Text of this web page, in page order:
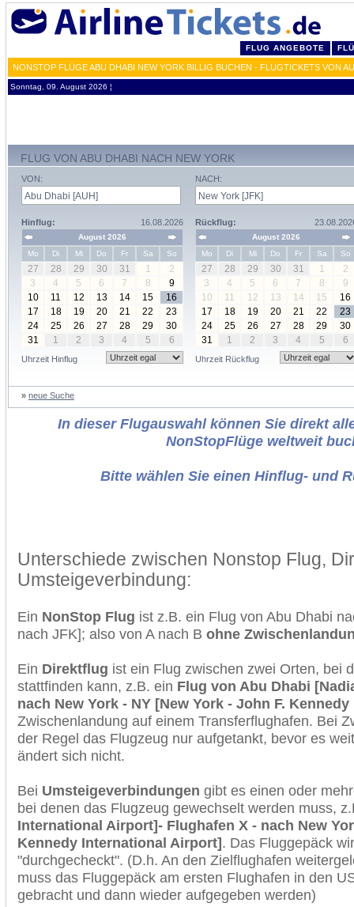
FLUG ANGEBOTE
NONSTOP FLÜGE ABU DHABI NEW YORK BILLIG BUCHEN - FLUGTICKETS VON
Sonntag, 09. August 2026 ¦
FLUG VON ABU DHABI NACH NEW YORK
VON:
Hinflug: 16.08.2026
August 2026
Mo
Di Mi Do Fr Sa So
27 28 29 30 31 1
2
3
4 5 6 7 8
9
10
11 12 13 14 15
16
17
18 19 20 21 22
23
24
25 26 27 28 29
30
31
1 2 3 4 5 6
Uhrzeit Hinflug
NACH:
Rückflug:
August 2026
Mo
Di Mi Do Fr Sa So
27 28 29 30 31 1
2
3
4 5 6 7 8
9
10
11 12 13 14 15
16
17
18 19 20 21 22
23
24
25 26 27 28 29
30
31
1 2 3 4 5 6
Uhrzeit Rückflug
» neue Suche
In dieser Flugauswahl können Sie direkt
NonStopFlüge weltweit
Bitte wählen Sie einen Hinflug- und
Unterschiede zwischen Nonstop Flug,
Umsteigeverbindung:
Ein NonStop Flug ist z.B. ein Flug von Abu Dhabi
nach JFK]; also von A nach B ohne
Ein Direktflug ist ein Flug zwischen zwei Orten, bei
stattfinden kann, z.B. ein Flug von Abu Dhabi
nach New York - NY [New York - John F.
Zwischenlandung auf einem Transferflughafen. Bei
der Regel das Flugzeug nur aufgetankt, bevor es
ändert sich nicht.
Bei Umsteigeverbindungen gibt es einen oder
bei denen das Flugzeug gewechselt werden muss,
International Airport]- Flughafen X - nach New
Kennedy International Airport]. Das Fluggepäck
"durchgecheckt". (D.h. An den Zielflughafen
muss das Fluggepäck am ersten Flughafen in den
gebracht und dann wieder aufgegeben werden)